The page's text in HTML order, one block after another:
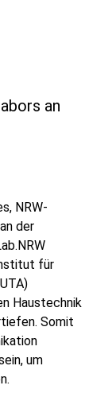
an
NRW-
der
für
Haustechnik
Somit
um